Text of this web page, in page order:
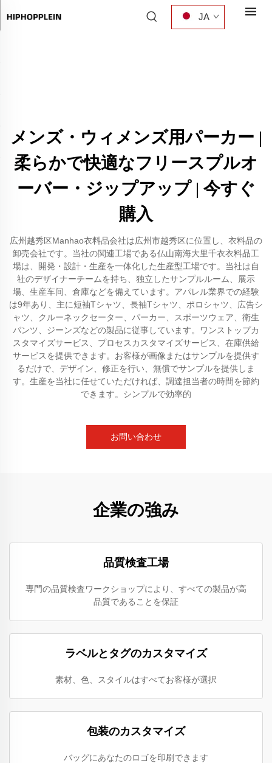
JA
メンズ・ウィメンズ用パーカー |
柔らかで快適なフリースプルオ
ーバー・ジップアップ | 今すぐ
購入
広州越秀区Manhao衣料品会社は広州市越秀区に位置し、衣料品の
卸売会社です。当社の関連工場である仏山南海大里千衣衣料品工
場は、開発・設計・生産を一体化した生産型工場です。当社は自
社のデザイナーチームを持ち、独立したサンプルルーム、展示
場、生産车间、倉庫などを備えています。アパレル業界での経験
は9年あり、主に短袖Tシャツ、長袖Tシャツ、ポロシャツ、広告シ
ャツ、クルーネックセーター、パーカー、スポーツウェア、衛生
パンツ、ジーンズなどの製品に従事しています。ワンストップカ
スタマイズサービス、プロセスカスタマイズサービス、在庫供給
サービスを提供できます。お客様が画像またはサンプルを提供す
るだけで、デザイン、修正を行い、無償でサンプルを提供しま
す。生産を当社に任せていただければ、調達担当者の時間を節約
できます。シンプルで効率的
お問い合わせ
企業の強み
品質検査工場
専門の品質検査ワークショップにより、すべての製品が高
品質であることを保証
ラベルとタグのカスタマイズ
素材、色、スタイルはすべてお客様が選択
包装のカスタマイズ
バッグにあなたのロゴを印刷できます